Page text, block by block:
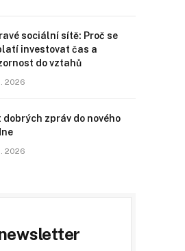
sociální sítě: Proč se
investovat čas a
do vztahů
2026
dobrých zpráv do nového
2026